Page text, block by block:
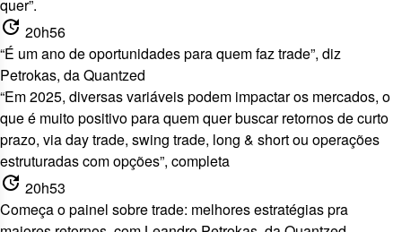
quer”.
update 20h56
“É um ano de oportunidades para quem faz trade”, diz
Petrokas, da Quantzed
“Em 2025, diversas variáveis podem impactar os mercados, o
que é muito positivo para quem quer buscar retornos de curto
prazo, via day trade, swing trade, long & short ou operações
estruturadas com opções”, completa
update 20h53
Começa o painel sobre trade: melhores estratégias pra